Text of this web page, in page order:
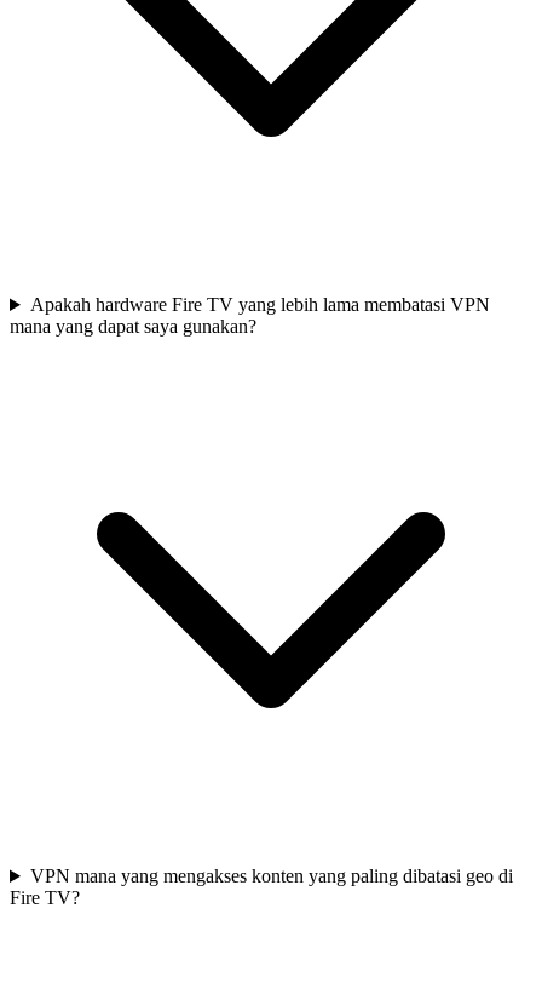
Apakah hardware Fire TV yang lebih lama membatasi VPN
mana yang dapat saya gunakan?
VPN mana yang mengakses konten yang paling dibatasi geo di
Fire TV?